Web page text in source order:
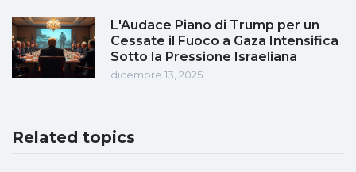
L'Audace Piano di Trump per un
Cessate il Fuoco a Gaza Intensifica
Sotto la Pressione Israeliana
dicembre 13, 2025
Related topics